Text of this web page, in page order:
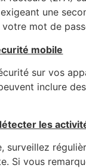
une
mot de
mobile
sur vos
inclure
les
surveillez
Si vous